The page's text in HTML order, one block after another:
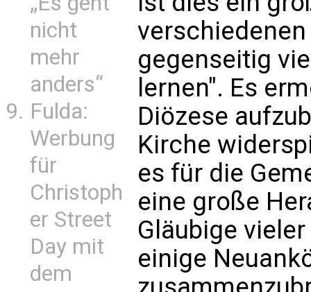
nicht
mehr
anders“
Fulda:
Werbung
für
Christoph
er Street
Day mit
dem
gegenseitig
lernen". Es
Diözese
Kirche
es für die
eine große
Gläubige
einige